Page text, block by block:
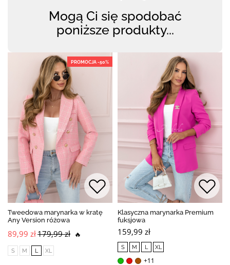
Mogą Ci się spodobać
poniższe produkty...
PROMOCJA -50%
Tweedowa marynarka w kratę
Any Version różowa
89,99 zł179,99 zł 🔥
S M L XL
Klasyczna marynarka Premium
fuksjowa
159,99 zł
S M L XL
+11